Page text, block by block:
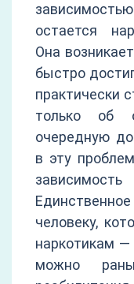
остается
Она
быстро
практически
только об
очередную
в эту
человеку,
наркотикам —
можно